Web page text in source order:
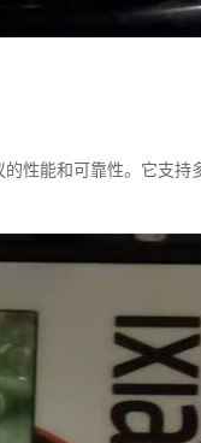
性能和可靠性。它支持